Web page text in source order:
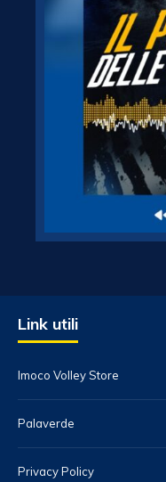
Link utili
Imoco Volley Store
Palaverde
Privacy Policy